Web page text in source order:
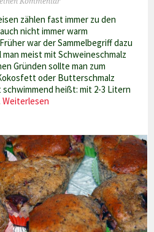
zählen fast immer zu den
nicht immer warm
war der Sammelbegriff dazu
meist mit Schweineschmalz
Gründen sollte man zum
oder Butterschmalz
heißt: mit 2-3 Litern
Weiterlesen